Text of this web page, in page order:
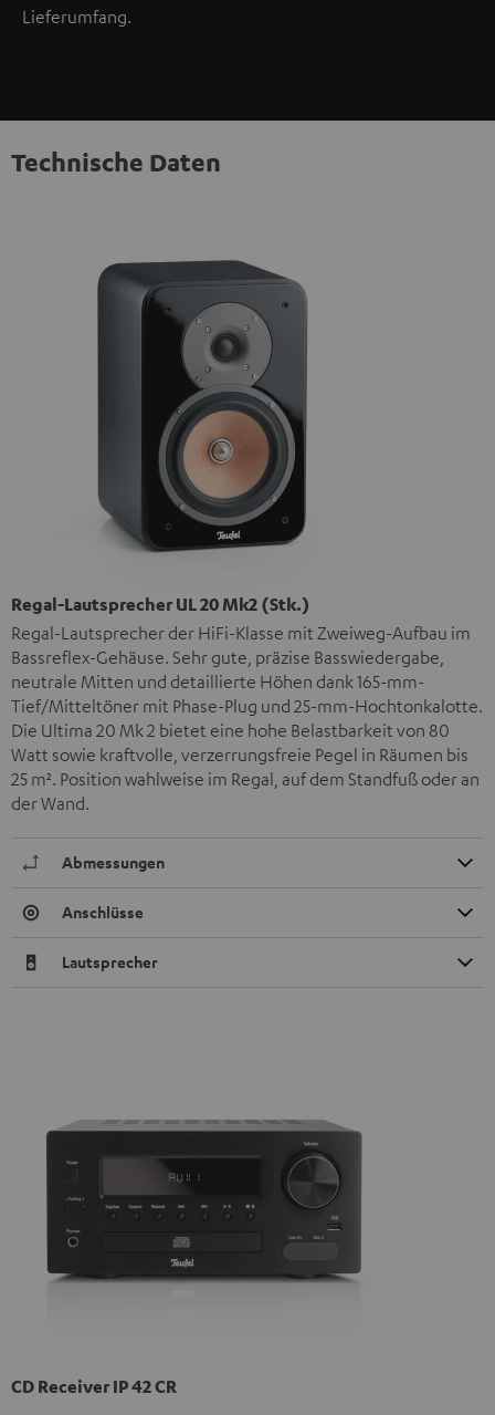
Lieferumfang.
Technische Daten
Regal-Lautsprecher UL 20 Mk2 (Stk.)
Regal-Lautsprecher der HiFi-Klasse mit Zweiweg-Aufbau im
Bassreflex-Gehäuse. Sehr gute, präzise Basswiedergabe,
neutrale Mitten und detaillierte Höhen dank 165-mm-
Tief/Mitteltöner mit Phase-Plug und 25-mm-Hochtonkalotte.
Die Ultima 20 Mk 2 bietet eine hohe Belastbarkeit von 80
Watt sowie kraftvolle, verzerrungsfreie Pegel in Räumen bis
25 m². Position wahlweise im Regal, auf dem Standfuß oder an
der Wand.
Abmessungen
Anschlüsse
Lautsprecher
CD Receiver IP 42 CR